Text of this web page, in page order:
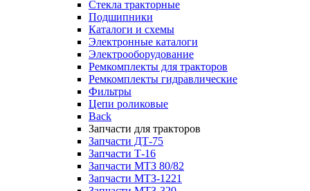
Стекла тракторные
Подшипники
Каталоги и схемы
Электронные каталоги
Электрооборудование
Ремкомплекты для тракторов
Ремкомплекты гидравлические
Фильтры
Цепи роликовые
Back
Запчасти для тракторов
Запчасти ДТ-75
Запчасти Т-16
Запчасти МТЗ 80/82
Запчасти МТЗ-1221